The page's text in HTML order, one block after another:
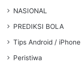
NASIONAL
PREDIKSI BOLA
Tips Android / iPhone
Peristiwa